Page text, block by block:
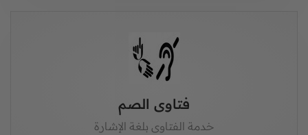
فتاوى الصم
خدمة الفتاوى بلغة الإشارة